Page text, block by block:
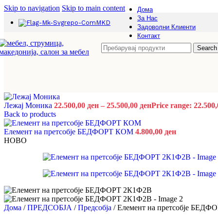
Skip to navigation Skip to main content
MKD
Дома
За Нас
Задоволни Клиенти
Контакт
Search
Исчисти
-
Компјутерска маса ЕЛАН количина
+
НОВО
Брз преглед
Компјутерски Маси
12.500,00ден
Избери опции This product has multiple variants. The options
Боја
Артисан Храст
Исчисти
Компјутерска маса ЕРАТОСТЕН ЛП количина
+
-25% НОВО
Брз преглед
Лежај Моника 22.500,00 ден – 25.500,00 денPrice range:
Back to products
Елемент на претсобје БЕДФОРТ КОМ 4.800,00 ден
НОВО
Дома / ПРЕДСОБЈА / Предсобја / Елемент на претсобје